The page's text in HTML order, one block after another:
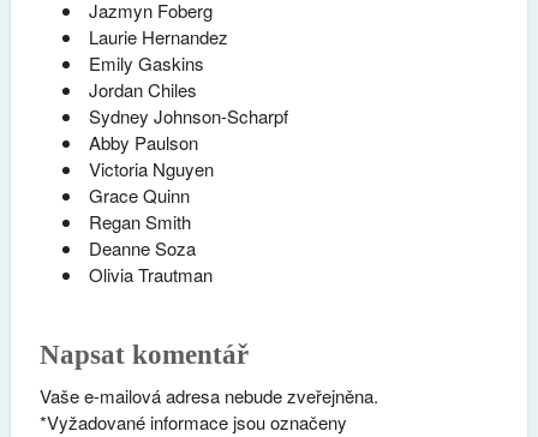
Jazmyn Foberg
Laurie Hernandez
Emily Gaskins
Jordan Chiles
Sydney Johnson-Scharpf
Abby Paulson
Victoria Nguyen
Grace Quinn
Regan Smith
Deanne Soza
Olivia Trautman
Napsat komentář
Vaše e-mailová adresa nebude zveřejněna.
Vyžadované informace jsou označeny
*